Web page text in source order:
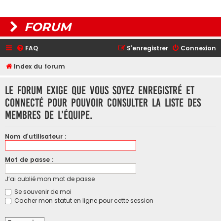
FORUM
FAQ Connexion
S’enregistrer
Index du forum
Le forum exige que vous soyez enregistré et
connecté pour pouvoir consulter la liste des
membres de l’équipe.
Nom d’utilisateur :
Mot de passe :
J’ai oublié mon mot de passe
Se souvenir de moi
Cacher mon statut en ligne pour cette session